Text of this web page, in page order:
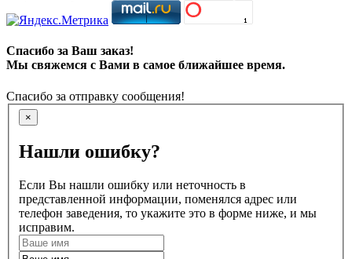
Спасибо за Ваш заказ!
Мы свяжемся с Вами в самое ближайшее время.
Спасибо за отправку сообщения!
×
Нашли ошибку?
Если Вы нашли ошибку или неточность в
представленной информации, поменялся адрес или
телефон заведения, то укажите это в форме ниже, и мы
исправим.